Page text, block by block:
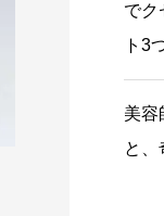
でク
ト3
美容
と、